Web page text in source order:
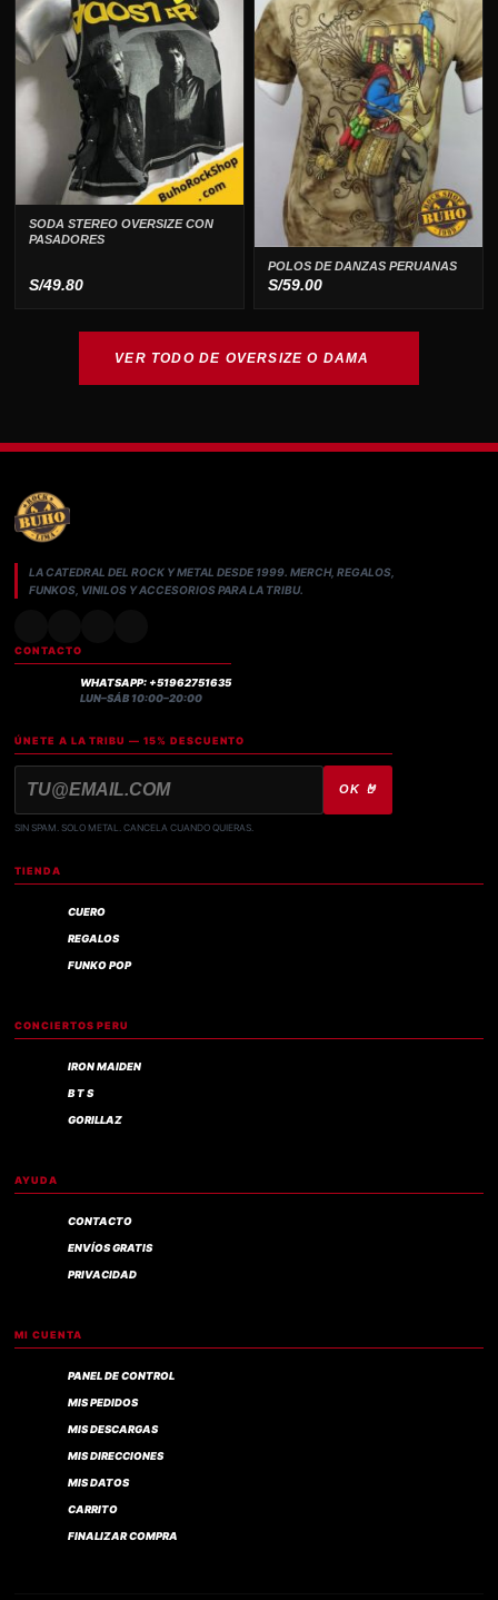
SODA STEREO OVERSIZE CON
PASADORES
S/49.80
POLOS DE DANZAS PERUANAS
S/59.00
VER TODO DE OVERSIZE O DAMA
LA CATEDRAL DEL ROCK Y METAL DESDE 1999. MERCH, REGALOS,
FUNKOS, VINILOS Y ACCESORIOS PARA LA TRIBU.
CONTACTO
WHATSAPP: +51962751635
LUN–SÁB 10:00–20:00
ÚNETE A LA TRIBU — 15% DESCUENTO
OK 🤘
SIN SPAM. SOLO METAL. CANCELA CUANDO QUIERAS.
TIENDA
CUERO
REGALOS
FUNKO POP
CONCIERTOS PERU
IRON MAIDEN
B T S
GORILLAZ
AYUDA
CONTACTO
ENVÍOS GRATIS
PRIVACIDAD
MI CUENTA
PANEL DE CONTROL
MIS PEDIDOS
MIS DESCARGAS
MIS DIRECCIONES
MIS DATOS
CARRITO
FINALIZAR COMPRA